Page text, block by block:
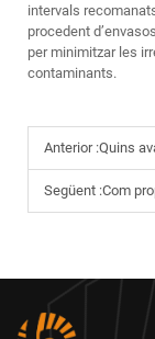
intervals
procedent
per minimitzar les
contaminants.
Anterior :Quins
Següent :Com